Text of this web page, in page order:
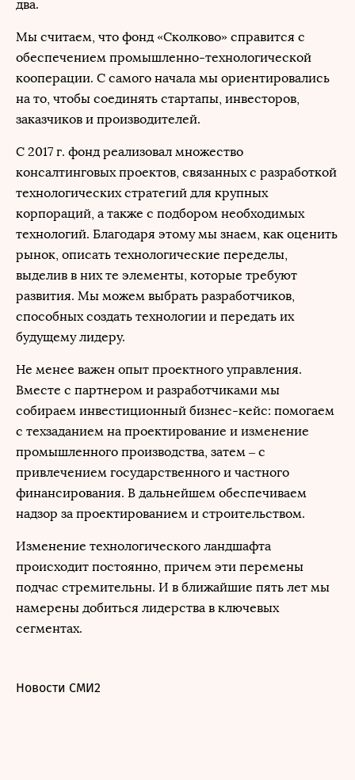
два.
Мы считаем, что фонд «Сколково» справится с
обеспечением промышленно-технологической
кооперации. С самого начала мы ориентировались
на то, чтобы соединять стартапы, инвесторов,
заказчиков и производителей.
С 2017 г. фонд реализовал множество
консалтинговых проектов, связанных с разработкой
технологических стратегий для крупных
корпораций, а также с подбором необходимых
технологий. Благодаря этому мы знаем, как оценить
рынок, описать технологические переделы,
выделив в них те элементы, которые требуют
развития. Мы можем выбрать разработчиков,
способных создать технологии и передать их
будущему лидеру.
Не менее важен опыт проектного управления.
Вместе с партнером и разработчиками мы
собираем инвестиционный бизнес-кейс: помогаем
с техзаданием на проектирование и изменение
промышленного производства, затем – с
привлечением государственного и частного
финансирования. В дальнейшем обеспечиваем
надзор за проектированием и строительством.
Изменение технологического ландшафта
происходит постоянно, причем эти перемены
подчас стремительны. И в ближайшие пять лет мы
намерены добиться лидерства в ключевых
сегментах.
Новости СМИ2